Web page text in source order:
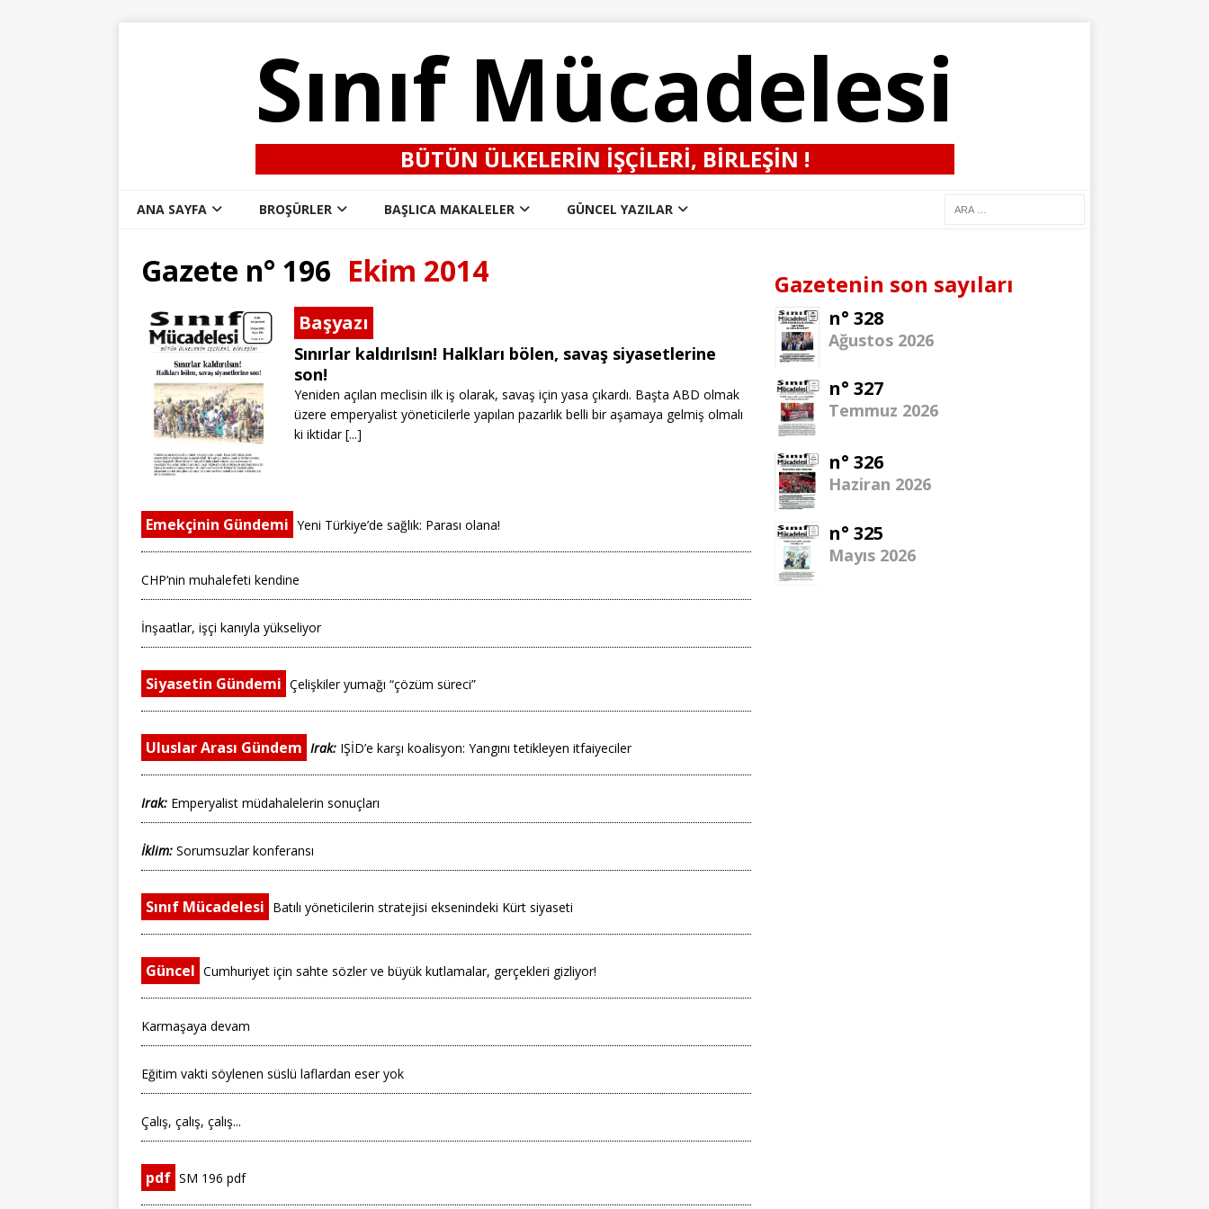
Sınıf Mücadelesi
BÜTÜN ÜLKELERIN IŞÇILERI, BIRLEŞIN !
ANA SAYFA BROŞÜRLER BAŞLICA MAKALELER GÜNCEL YAZILAR
Gazete n° 196 Ekim 2014
Başyazı
Sınırlar kaldırılsın! Halkları bölen, savaş siyasetlerine
son!
Yeniden açılan meclisin ilk iş olarak, savaş için yasa çıkardı. Başta ABD olmak
üzere emperyalist yöneticilerle yapılan pazarlık belli bir aşamaya gelmiş olmalı
ki iktidar [...]
Emekçinin Gündemi Yeni Türkiye’de sağlık: Parası olana!
CHP’nin muhalefeti kendine
İnşaatlar, işçi kanıyla yükseliyor
Siyasetin Gündemi Çelişkiler yumağı “çözüm süreci”
Uluslar Arası Gündem Irak: IŞİD’e karşı koalisyon: Yangını tetikleyen itfaiyeciler
Irak: Emperyalist müdahalelerin sonuçları
İklim: Sorumsuzlar konferansı
Sınıf Mücadelesi Batılı yöneticilerin stratejisi eksenindeki Kürt siyaseti
Güncel Cumhuriyet için sahte sözler ve büyük kutlamalar, gerçekleri gizliyor!
Karmaşaya devam
Eğitim vakti söylenen süslü laflardan eser yok
Çalış, çalış, çalış...
pdf SM 196 pdf
Gazetenin son sayıları
n° 328
Ağustos 2026
n° 327
Temmuz 2026
n° 326
Haziran 2026
n° 325
Mayıs 2026